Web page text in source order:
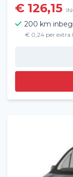
€ 126,15
200 km
€ 0,24 per extra